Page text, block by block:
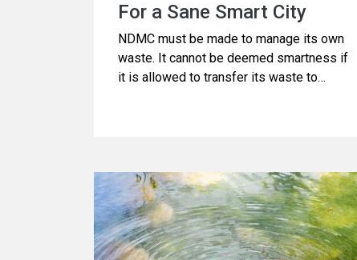
For a Sane Smart City
NDMC must be made to manage its own
waste. It cannot be deemed smartness if
it is allowed to transfer its waste to